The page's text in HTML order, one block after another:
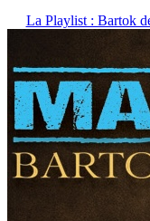
La Playlist : Bartok